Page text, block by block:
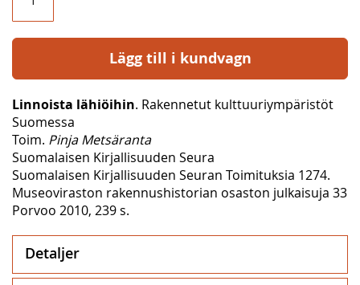
Lägg till i kundvagn
Linnoista lähiöihin. Rakennetut kulttuuriympäristöt
Suomessa
Toim. Pinja Metsäranta
Suomalaisen Kirjallisuuden Seura
Suomalaisen Kirjallisuuden Seuran Toimituksia 1274.
Museoviraston rakennushistorian osaston julkaisuja 33
Porvoo 2010, 239 s.
Detaljer